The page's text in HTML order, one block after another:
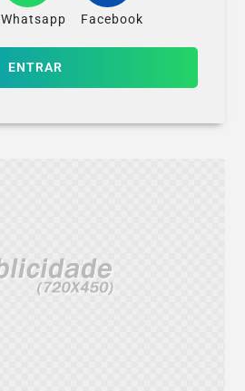
Whatsapp Facebook
ENTRAR